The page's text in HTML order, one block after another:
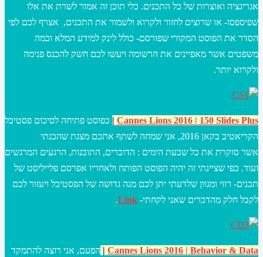
אגריגציה ואוצרות של כל התכנים. כלי תוכן זה אמור לשרת את אלו
שפיספסו- או שרוצים לחזור ולקרוא ולשמור את התכנים, אצרף לכם לפי
הסדר את הפוסט המקורי שפורסם- כולל לינק למידע המלא וכמה
משפטים אשר מאפיינים את הרשומה ויעשו לכם חשק להכנס פנימה
ולקרוא יותר.
Cannes Lions 2016 | 150 Slides Plus
| כפוסט פתיחה לסיכום פסטיבל
הקריאטיב בקאן 2016, אני שמחה לשתף אתכם מצגת שהכנתי
אשר סוקרת את כל שבעת הימים : הדוברים, התובנות, הרגעים המרגשים
ועוד. כפי שציינתי זה יהיה הפוסט הפותח ולאחריו אפרסם פלייליסט של
תכנים- רווי ומגוון שלדעתי יתן לכם מנה גדושה של הפסטיבל ויעזור לכם
לקבל חלק מהדברים שאני לקחתי- Link
.
Cannes Lions 2016 | Behavior & Data
| הפעם, אני רוצה להתמקד